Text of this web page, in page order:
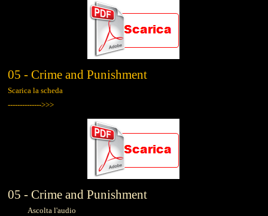
05 - Crime and Punishment
Scarica la scheda
-------------->>>
05 - Crime and Punishment
Ascolta l'audio